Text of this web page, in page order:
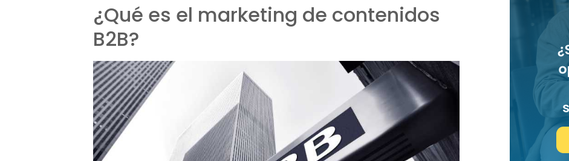
¿Qué es el marketing de contenidos
B2B?